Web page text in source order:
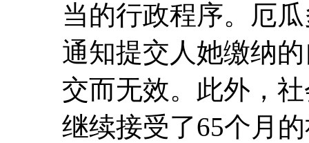
当的行政程序。厄
通知提交人她缴纳
交而无效。此外，
继续接受了65个月